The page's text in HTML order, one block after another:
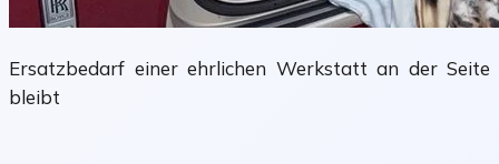
Ersatzbedarf einer ehrlichen Werkstatt an der Seite
bleibt